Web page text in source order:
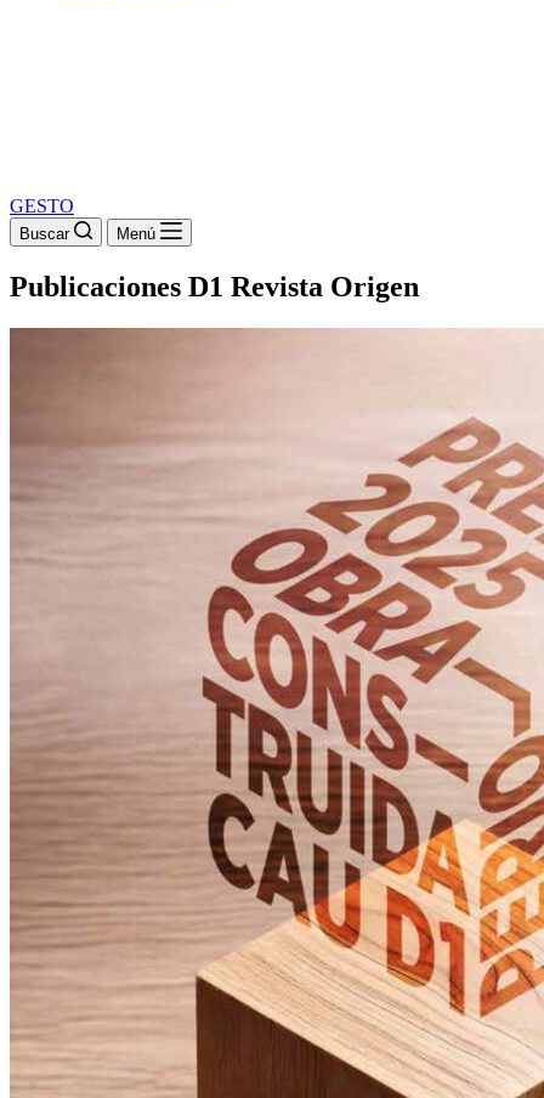
GESTO
Buscar Menú
Publicaciones D1 Revista Origen